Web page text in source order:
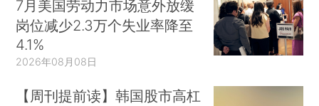
7月美国劳动力市场意外放缓
岗位减少2.3万个失业率降至
4.1%
2026年08月08日
【周刊提前读】韩国股市高杠